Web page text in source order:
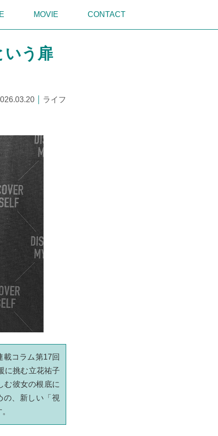
MOVIE CONTACT
う扉
ライフ
載コラム第17回
に挑む立花祐子
む彼女の根底に
の、新しい「視